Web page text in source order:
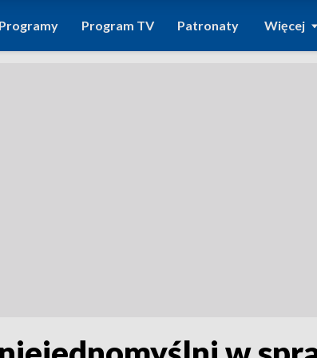
Programy Program TV Patronaty Więcej